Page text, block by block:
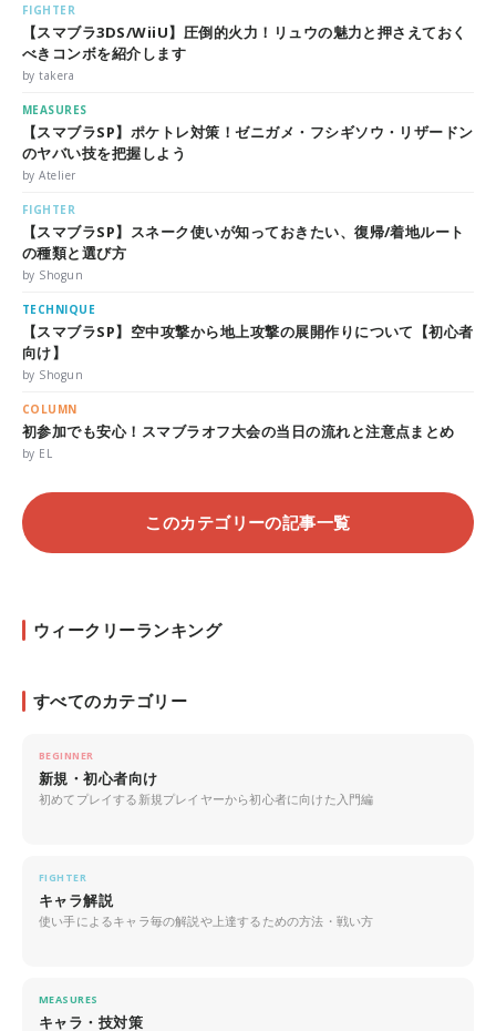
FIGHTER
【スマブラ3DS/WiiU】圧倒的火力！リュウの魅力と押さえておく
べきコンボを紹介します
by takera
MEASURES
【スマブラSP】ポケトレ対策！ゼニガメ・フシギソウ・リザードン
のヤバい技を把握しよう
by Atelier
FIGHTER
【スマブラSP】スネーク使いが知っておきたい、復帰/着地ルート
の種類と選び方
by Shogun
TECHNIQUE
【スマブラSP】空中攻撃から地上攻撃の展開作りについて【初心者
向け】
by Shogun
COLUMN
初参加でも安心！スマブラオフ大会の当日の流れと注意点まとめ
by EL
このカテゴリーの記事一覧
ウィークリーランキング
すべてのカテゴリー
BEGINNER
新規・初心者向け
初めてプレイする新規プレイヤーから初心者に向けた入門編
FIGHTER
キャラ解説
使い手によるキャラ毎の解説や上達するための方法・戦い方
MEASURES
キャラ・技対策